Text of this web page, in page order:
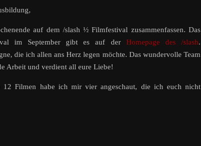
auf dem /slash ½ Filmfestival zusammenfassen. Das
im September gibt es auf der Homepage des /slash.
die ich allen ans Herz legen möchte. Das wundervolle Team
Arbeit und verdient all eure Liebe!
Filmen habe ich mir vier angeschaut, die ich euch nicht